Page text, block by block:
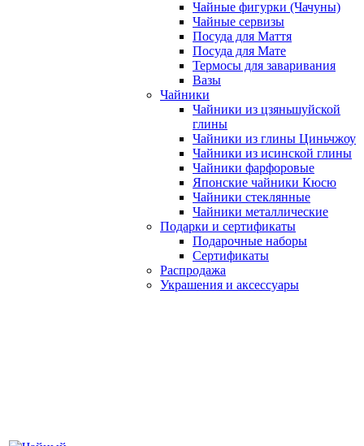
Чайные фигурки (Чачуны)
Чайные сервизы
Посуда для Маття
Посуда для Мате
Термосы для заваривания
Вазы
Чайники
Чайники из цзяньшуйской
глины
Чайники из глины Циньчжоу
Чайники из исинской глины
Чайники фарфоровые
Японские чайники Кюсю
Чайники стеклянные
Чайники металлические
Подарки и сертификаты
Подарочные наборы
Сертификаты
Распродажа
Украшения и аксессуары